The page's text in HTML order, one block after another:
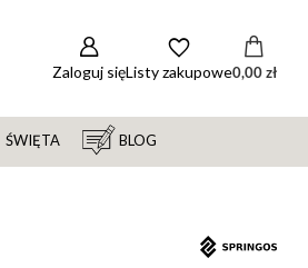
Zaloguj sięListy zakupowe0,00 zł
ŚWIĘTA BLOG